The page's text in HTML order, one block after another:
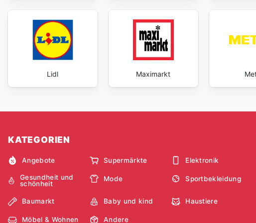
Lidl Maximarkt
KATEGORIEN
Angebote Supermärkte Elektronik
Gesundheit und
schönheit
Mode Sportbekleidung
Baumarkt Baby und kind Haustiere
Möbel & Wohnen Andere